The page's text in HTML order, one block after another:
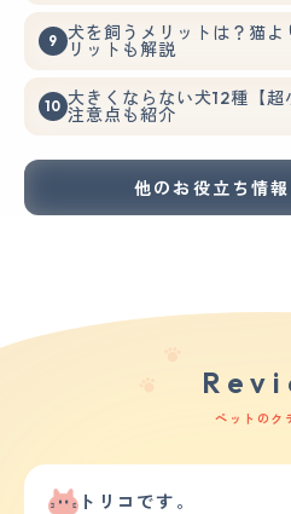
犬を飼うメリットは？猫
リットも解説
大きくならない犬12種【
注意点も紹介
他のお役立ち情
ペットのク
トリコです。